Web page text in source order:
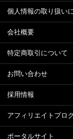
個人情報の取り扱い
会社概要
特定商取引について
お問い合わせ
採用情報
アフィリエイトプロ
ポータルサイト